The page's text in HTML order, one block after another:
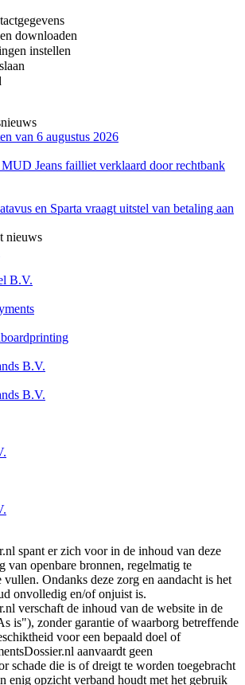
downloaden
instellen
van 6 augustus 2026
Jeans failliet verklaard door rechtbank
en Sparta vraagt uitstel van betaling aan
nieuws
B.V.
B.V.
B.V.
spant er zich voor in de inhoud van deze
van openbare bronnen, regelmatig te
vullen. Ondanks deze zorg en aandacht is het
onvolledig en/of onjuist is.
verschaft de inhoud van de website in de
is"), zonder garantie of waarborg betreffende
voor een bepaald doel of
aanvaardt geen
schade die is of dreigt te worden toegebracht
enig opzicht verband houdt met het gebruik